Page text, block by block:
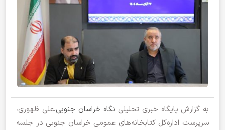
به گزارش پایگاه خبری تحلیلی نگاه خراسان جنوبی،علی ظهوری،
سرپرست اداره‌کل کتابخانه‌های عمومی خراسان جنوبی در جلسه